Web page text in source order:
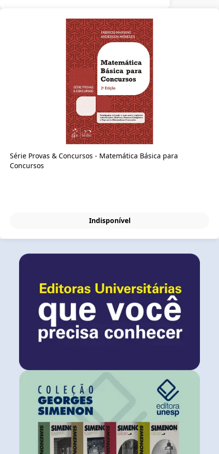
Série Provas & Concursos - Matemática Básica para
Concursos
Indisponível